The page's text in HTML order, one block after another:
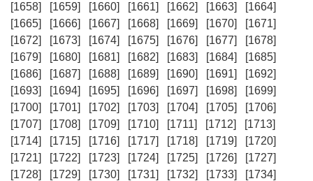
[1658]
[1659] [1660] [1661] [1662] [1663]
[1664]
[1665]
[1666] [1667] [1668] [1669] [1670]
[1671]
[1672]
[1673] [1674] [1675] [1676] [1677]
[1678]
[1679]
[1680] [1681] [1682] [1683] [1684]
[1685]
[1686]
[1687] [1688] [1689] [1690] [1691]
[1692]
[1693]
[1694] [1695] [1696] [1697] [1698]
[1699]
[1700]
[1701] [1702] [1703] [1704] [1705]
[1706]
[1707]
[1708] [1709] [1710] [1711] [1712]
[1713]
[1714]
[1715] [1716] [1717] [1718] [1719]
[1720]
[1721]
[1722] [1723] [1724] [1725] [1726]
[1727]
[1728]
[1729] [1730] [1731] [1732] [1733]
[1734]